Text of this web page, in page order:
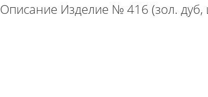
Описание Изделие № 416 (зол.